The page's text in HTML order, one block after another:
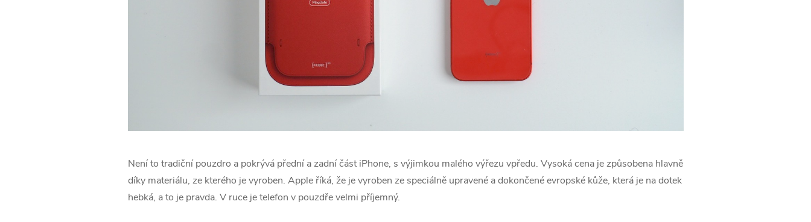
Není to tradiční pouzdro a pokrývá přední a zadní část iPhone, s výjimkou malého výřezu vpředu. Vysoká cena je způsobena hlavně
díky materiálu, ze kterého je vyroben. Apple říká, že je vyroben ze speciálně upravené a dokončené evropské kůže, která je na dotek
hebká, a to je pravda. V ruce je telefon v pouzdře velmi příjemný.